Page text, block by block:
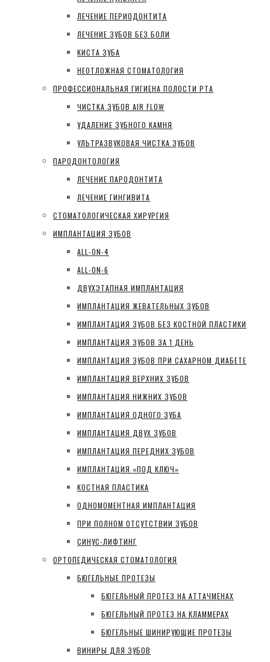
ЛЕЧЕНИЕ ПЕРИОДОНТИТА
ЛЕЧЕНИЕ ЗУБОВ БЕЗ БОЛИ
КИСТА ЗУБА
НЕОТЛОЖНАЯ СТОМАТОЛОГИЯ
ПРОФЕССИОНАЛЬНАЯ ГИГИЕНА ПОЛОСТИ РТА
ЧИСТКА ЗУБОВ AIR FLOW
УДАЛЕНИЕ ЗУБНОГО КАМНЯ
УЛЬТРАЗВУКОВАЯ ЧИСТКА ЗУБОВ
ПАРОДОНТОЛОГИЯ
ЛЕЧЕНИЕ ПАРОДОНТИТА
ЛЕЧЕНИЕ ГИНГИВИТА
СТОМАТОЛОГИЧЕСКАЯ ХИРУРГИЯ
ИМПЛАНТАЦИЯ ЗУБОВ
ALL-ON-4
ALL-ON-6
ДВУХЭТАПНАЯ ИМПЛАНТАЦИЯ
ИМПЛАНТАЦИЯ ЖЕВАТЕЛЬНЫХ ЗУБОВ
ИМПЛАНТАЦИЯ ЗУБОВ БЕЗ КОСТНОЙ ПЛАСТИКИ
ИМПЛАНТАЦИЯ ЗУБОВ ЗА 1 ДЕНЬ
ИМПЛАНТАЦИЯ ЗУБОВ ПРИ САХАРНОМ ДИАБЕТЕ
ИМПЛАНТАЦИЯ ВЕРХНИХ ЗУБОВ
ИМПЛАНТАЦИЯ НИЖНИХ ЗУБОВ
ИМПЛАНТАЦИЯ ОДНОГО ЗУБА
ИМПЛАНТАЦИЯ ДВУХ ЗУБОВ
ИМПЛАНТАЦИЯ ПЕРЕДНИХ ЗУБОВ
ИМПЛАНТАЦИЯ «ПОД КЛЮЧ»
КОСТНАЯ ПЛАСТИКА
ОДНОМОМЕНТНАЯ ИМПЛАНТАЦИЯ
ПРИ ПОЛНОМ ОТСУТСТВИИ ЗУБОВ
СИНУС-ЛИФТИНГ
ОРТОПЕДИЧЕСКАЯ СТОМАТОЛОГИЯ
БЮГЕЛЬНЫЕ ПРОТЕЗЫ
БЮГЕЛЬНЫЙ ПРОТЕЗ НА АТТАЧМЕНАХ
БЮГЕЛЬНЫЙ ПРОТЕЗ НА КЛАММЕРАХ
БЮГЕЛЬНЫЕ ШИНИРУЮЩИЕ ПРОТЕЗЫ
ВИНИРЫ ДЛЯ ЗУБОВ